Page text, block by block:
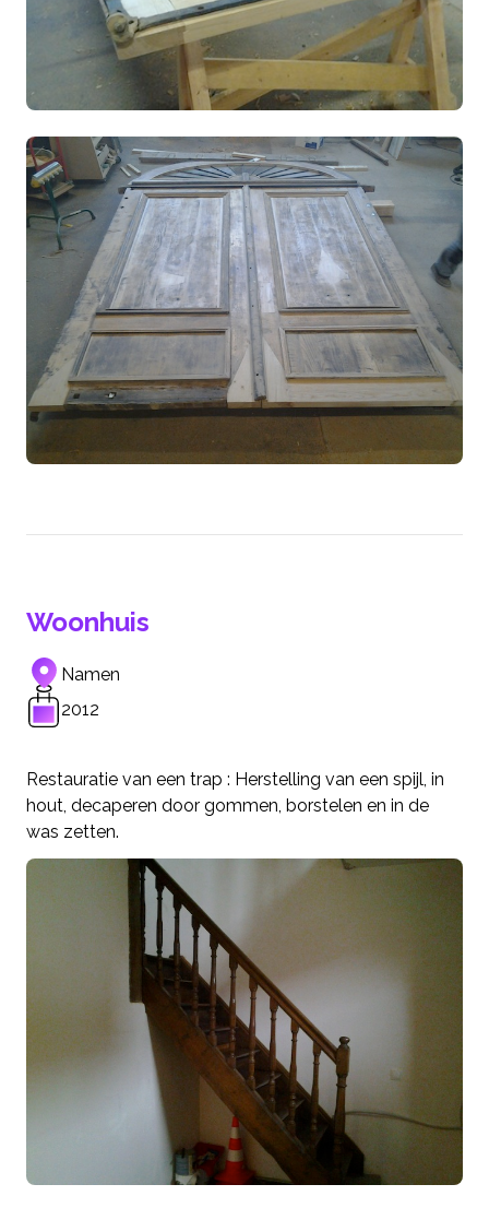
Woonhuis
Namen
2012
Restauratie van een trap : Herstelling van een spijl, in
hout, decaperen door gommen, borstelen en in de
was zetten.